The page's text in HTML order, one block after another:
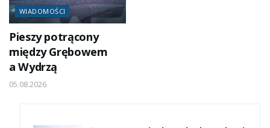
WIADOMOŚCI
Pieszy potrącony
między Grębowem
a Wydrzą
05.08.2026